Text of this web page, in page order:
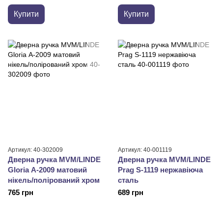
Купити Купити
Артикул: 40-302009
Дверна ручка MVM/LINDE
Gloria А-2009 матовий
нікель/полірований хром
765 грн
Артикул: 40-001119
Дверна ручка MVM/LINDE
Prag S-1119 нержавіюча
сталь
689 грн